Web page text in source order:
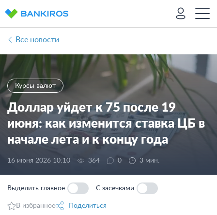
Все новости
Курсы валют
Доллар уйдет к 75 после 19
июня: как изменится ставка ЦБ в
начале лета и к концу года
16 июня 2026 10:10 364 0 3 мин.
Выделить главное С засечками
В избранное Поделиться